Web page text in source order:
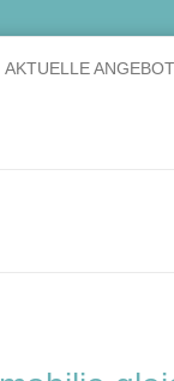
AKTUELLE